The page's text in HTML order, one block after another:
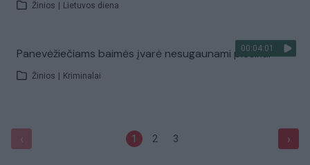
Žinios Lietuvos diena
00:04:01
Panevėžiečiams baimės įvarė nesugaunami plėšikai
Žinios Kriminalai
‹ 1 2 3 ›